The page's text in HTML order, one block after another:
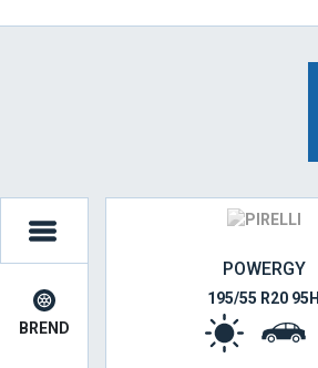
BREND
POWERGY
195/55 R20 95H